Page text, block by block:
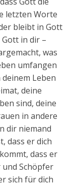
letzten Worte
bleibt in Gott
in dir –
was
umfangen
Leben
deine
sind, deine
in andere
dir niemand
dass er dich
dass er
und Schöpfer
sich für dich